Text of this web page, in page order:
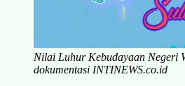
Nilai Luhur Kebudayaan Negeri
dokumentasi INTINEWS.co.id